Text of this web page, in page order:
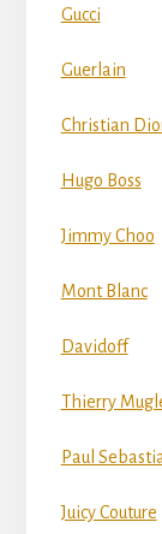
Gucci
Guerlain
Christian
Hugo Boss
Jimmy Choo
Mont Blanc
Davidoff
Thierry
Paul
Juicy Couture